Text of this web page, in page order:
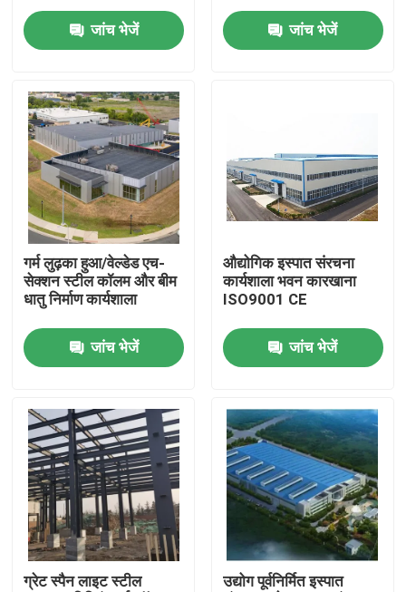
उत्पादों
वीडियो
हमारे बारे में
कारखाना भ्रमण
गुणवत्ता नियंत्रण
एक उद्धरण का अनुरोध करें
इस्पात संरचना गोदाम
इस्पात संरचना कार्यशाला
हल्के इस्पात संरचना
जांच भेजें जांच भेजें
गर्म लुढ़का हुआ/वेल्डेड एच-
सेक्शन स्टील कॉलम और बीम
धातु निर्माण कार्यशाला
जांच भेजें
औद्योगिक इस्पात संरचना
कार्यशाला भवन कारखाना
ISO9001 CE
जांच भेजें
ग्रेट स्पैन लाइट स्टील
उद्योग पूर्वनिर्मित इस्पात